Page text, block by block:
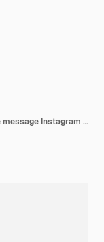
Banner de médias sociaux ou modèle de message Instagram pour le festival islamique de l'Aïd al-Adha Mubarak